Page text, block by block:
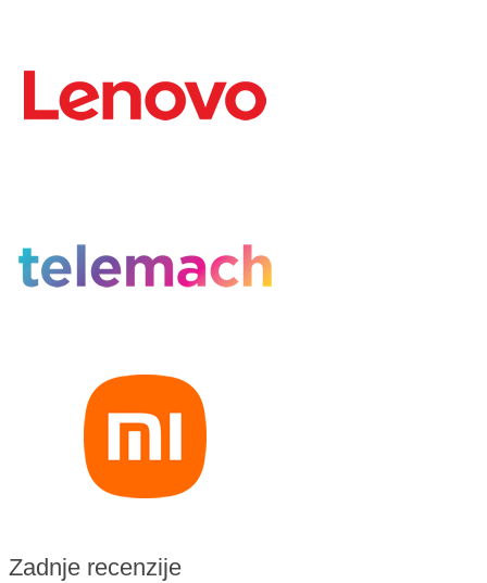
Zadnje recenzije